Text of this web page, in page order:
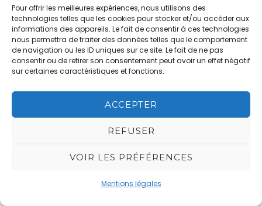
Pour offrir les meilleures expériences, nous utilisons des
technologies telles que les cookies pour stocker et/ou accéder aux
informations des appareils. Le fait de consentir à ces technologies
nous permettra de traiter des données telles que le comportement
de navigation ou les ID uniques sur ce site. Le fait de ne pas
consentir ou de retirer son consentement peut avoir un effet négatif
sur certaines caractéristiques et fonctions.
ACCEPTER
REFUSER
VOIR LES PRÉFÉRENCES
Mentions légales
DIREXION Web Agency
This site is
protected by reCAPTCHA and the Google
Privacy Policy andTerms of Serviceapply.